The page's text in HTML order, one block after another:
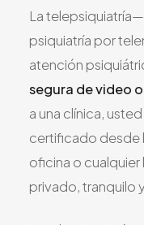
TDAH
Ansiedad
Depresión
Neuropatía
La
psiquiatría por
atención
segura de video
a una clínica,
certificado desde
oficina o
privado, tranquilo